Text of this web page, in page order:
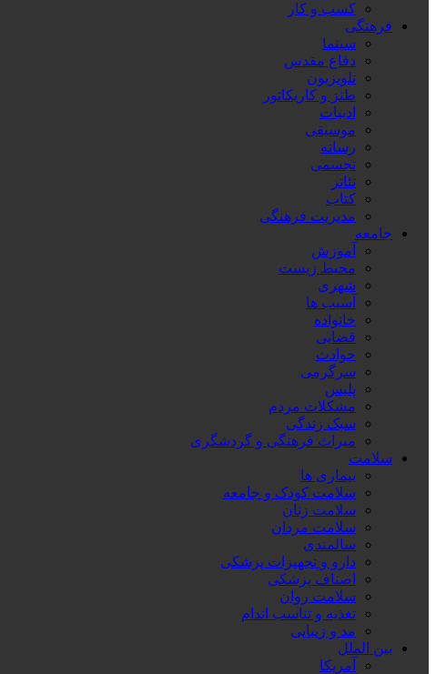
کسب و کار
فرهنگی
سینما
دفاع مقدس
تلویزیون
طنز و کاریکاتور
ادبیات
موسیقی
رسانه
تجسمی
تئاتر
کتاب
مدیریت فرهنگی
جامعه
آموزش
محیط زیست
شهری
آسیب ها
خانواده
قضایی
حوادث
سرگرمی
پلیس
مشکلات مردم
سبک زندگی
میراث فرهنگی و گردشگری
سلامت
بیماری ها
سلامت کودک و جامعه
سلامت زنان
سلامت مردان
سالمندی
دارو و تجهیزات پزشکی
اصناف پزشکی
سلامت روان
تغذیه و تناسب اندام
مد و زیبایی
بین الملل
آمریکا